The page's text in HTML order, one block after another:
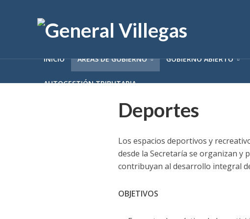
INICIO ÁREAS DE GOBIERNO GOBIERNO ABIERTO
AUTOGESTIÓN TRIBUTARIA
Deportes
Los espacios deportivos y
desde la Secretaría se organizan
contribuyan al desarrollo integral
OBJETIVOS